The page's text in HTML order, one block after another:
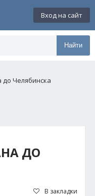
Вход на сайт
Найти
до Челябинска
ДО
В закладки